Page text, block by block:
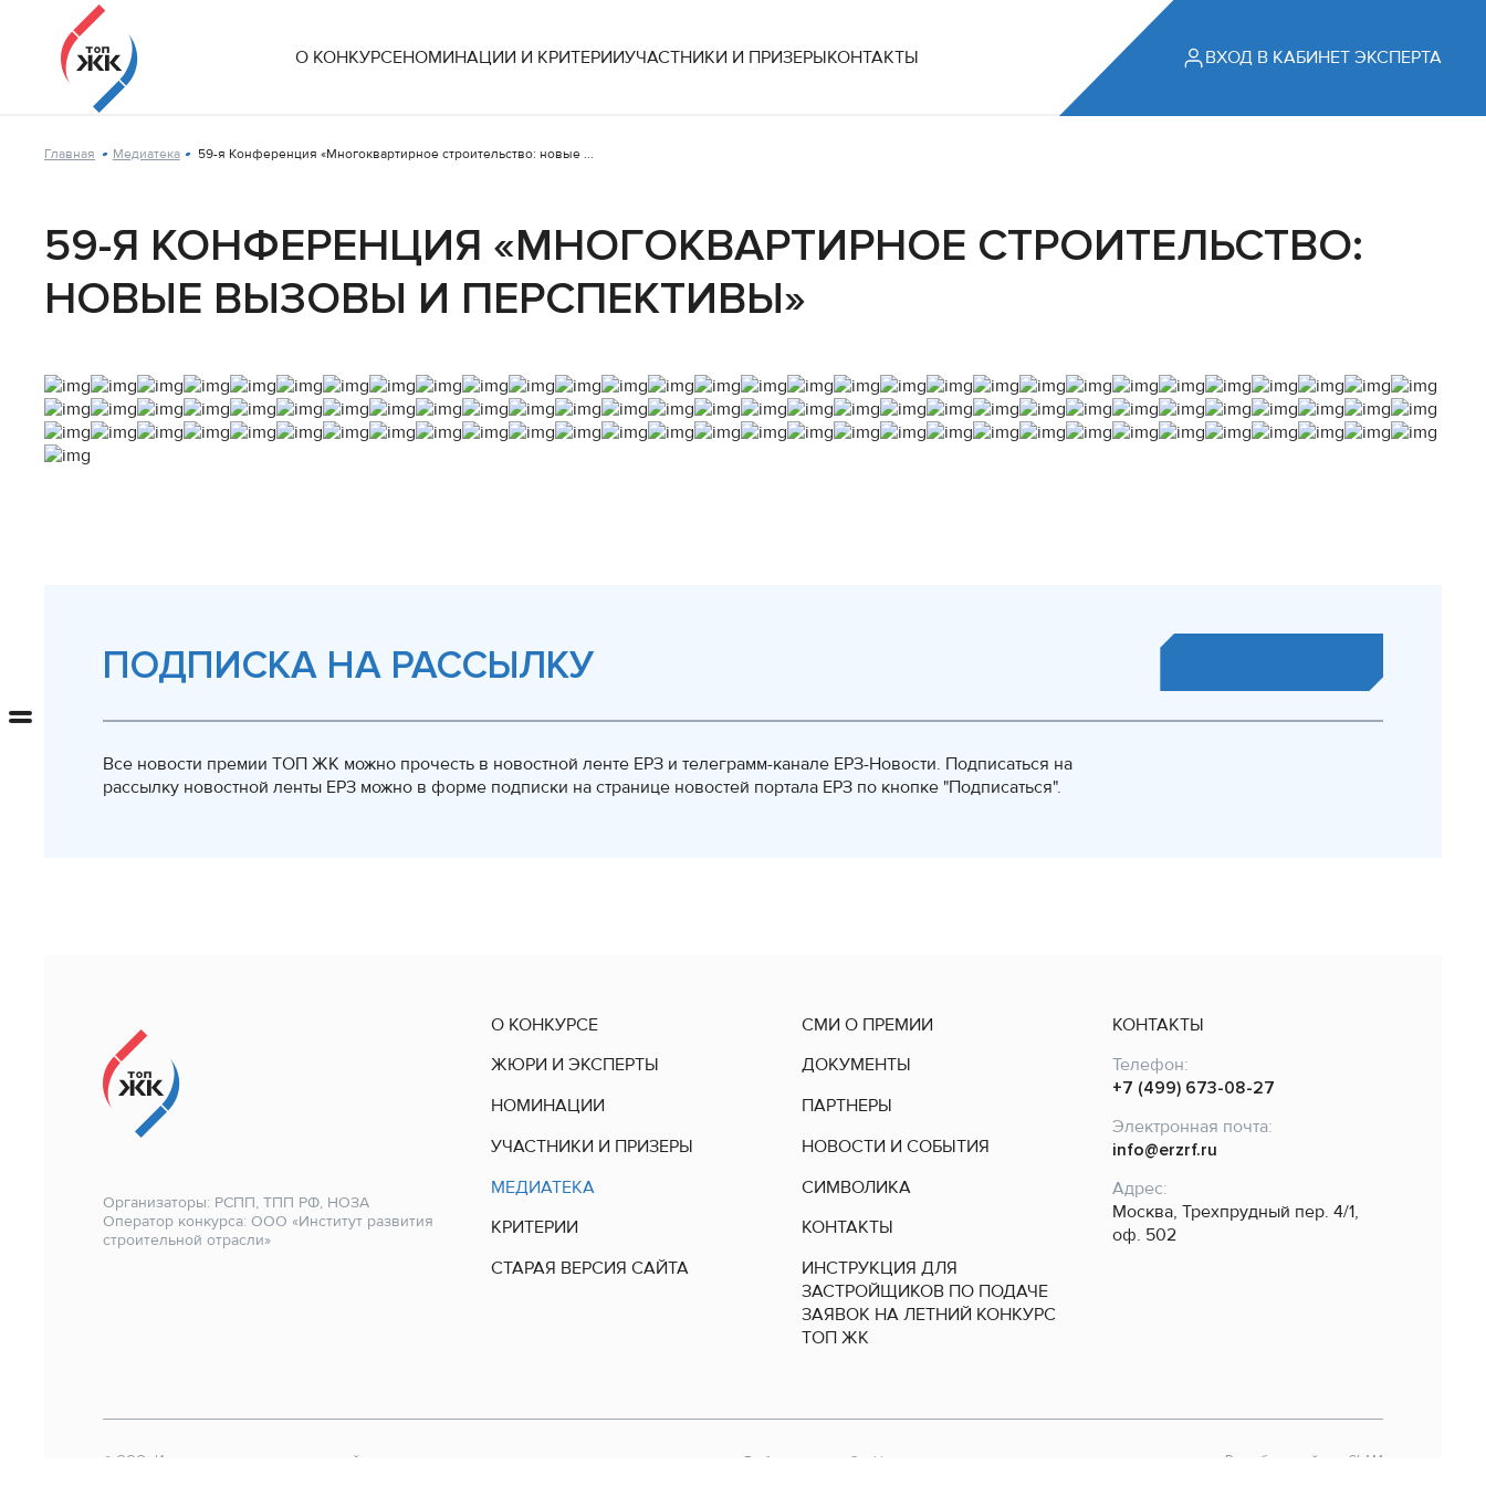
О КОНКУРСЕНОМИНАЦИИ И КРИТЕРИИУЧАСТНИКИ И ПРИЗЕРЫКОНТАКТЫ ВХОД В КАБИНЕТ ЭКСПЕРТА
Главная Медиатека 59-я Конференция «Многоквартирное строительство: новые ...
59-Я КОНФЕРЕНЦИЯ «МНОГОКВАРТИРНОЕ СТРОИТЕЛЬСТВО:
НОВЫЕ ВЫЗОВЫ И ПЕРСПЕКТИВЫ»
ПОДПИСКА НА РАССЫЛКУ
Все новости премии ТОП ЖК можно прочесть в новостной ленте ЕРЗ и телеграмм-канале ЕРЗ-Новости. Подписаться на
рассылку новостной ленты ЕРЗ можно в форме подписки на странице новостей портала ЕРЗ по кнопке "Подписаться".
Организаторы: РСПП, ТПП РФ, НОЗА
Оператор конкурса: ООО «Институт развития
строительной отрасли»
О КОНКУРСЕ
ЖЮРИ И ЭКСПЕРТЫ
НОМИНАЦИИ
УЧАСТНИКИ И ПРИЗЕРЫ
МЕДИАТЕКА
КРИТЕРИИ
СТАРАЯ ВЕРСИЯ САЙТА
СМИ О ПРЕМИИ
ДОКУМЕНТЫ
ПАРТНЕРЫ
НОВОСТИ И СОБЫТИЯ
СИМВОЛИКА
КОНТАКТЫ
ИНСТРУКЦИЯ ДЛЯ
ЗАСТРОЙЩИКОВ ПО ПОДАЧЕ
ЗАЯВОК НА ЛЕТНИЙ КОНКУРС
ТОП ЖК
КОНТАКТЫ
Телефон:
+7 (499) 673-08-27
Электронная почта:
info@erzrf.ru
Адрес:
Москва, Трехпрудный пер. 4/1,
оф. 502
© ООО «Институт развития строительной отрасли» Выбор настроек Cookie Разработка сайта — SLAM